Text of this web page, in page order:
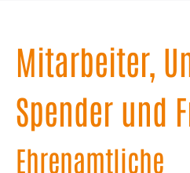
Mitarbeiter,
Spender und
Ehrenamtliche